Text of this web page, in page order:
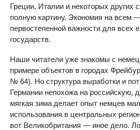
Греции, Италии и некоторых других
полную картину. Экономия на всем
первостепенной важности для всех
государств.
Наши читатели уже знакомы с
примере объектов в городах
№ 64). Но структура выработки и
Германии непохожа на российскую,
мягкая зима делает опыт немцев
использования в центральных
вот Великобритания — иное дело.